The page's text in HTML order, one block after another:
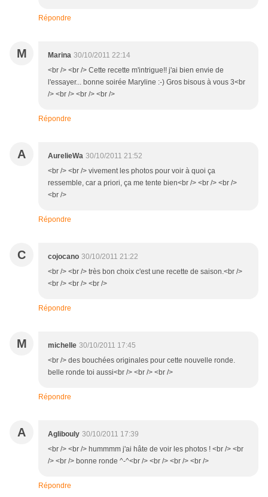
Répondre
M Marina 30/10/2011 22:14
<br /> <br /> Cette recette m'intrigue!! j'ai bien envie de
l'essayer... bonne soirée Maryline :-) Gros bisous à vous 3<br
/> <br /> <br /> <br />
Répondre
A AurelieWa 30/10/2011 21:52
<br /> <br /> vivement les photos pour voir à quoi ça
ressemble, car a priori, ça me tente bien<br /> <br /> <br />
<br />
Répondre
C cojocano 30/10/2011 21:22
<br /> <br /> très bon choix c'est une recette de saison.<br />
<br /> <br /> <br />
Répondre
M michelle 30/10/2011 17:45
<br /> des bouchées originales pour cette nouvelle ronde.
belle ronde toi aussi<br /> <br /> <br />
Répondre
A Aglibouly 30/10/2011 17:39
<br /> <br /> hummmm j'ai hâte de voir les photos ! <br /> <br
/> <br /> bonne ronde ^-^<br /> <br /> <br /> <br />
Répondre